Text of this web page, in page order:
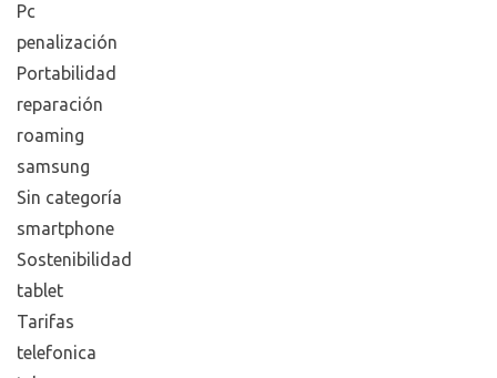
Pc
penalización
Portabilidad
reparación
roaming
samsung
Sin categoría
smartphone
Sostenibilidad
tablet
Tarifas
telefonica